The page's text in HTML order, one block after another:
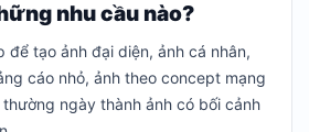
nhu cầu nào?
để tạo ảnh đại diện, ảnh cá nhân,
cáo nhỏ, ảnh theo concept mạng
ngày thành ảnh có bối cảnh